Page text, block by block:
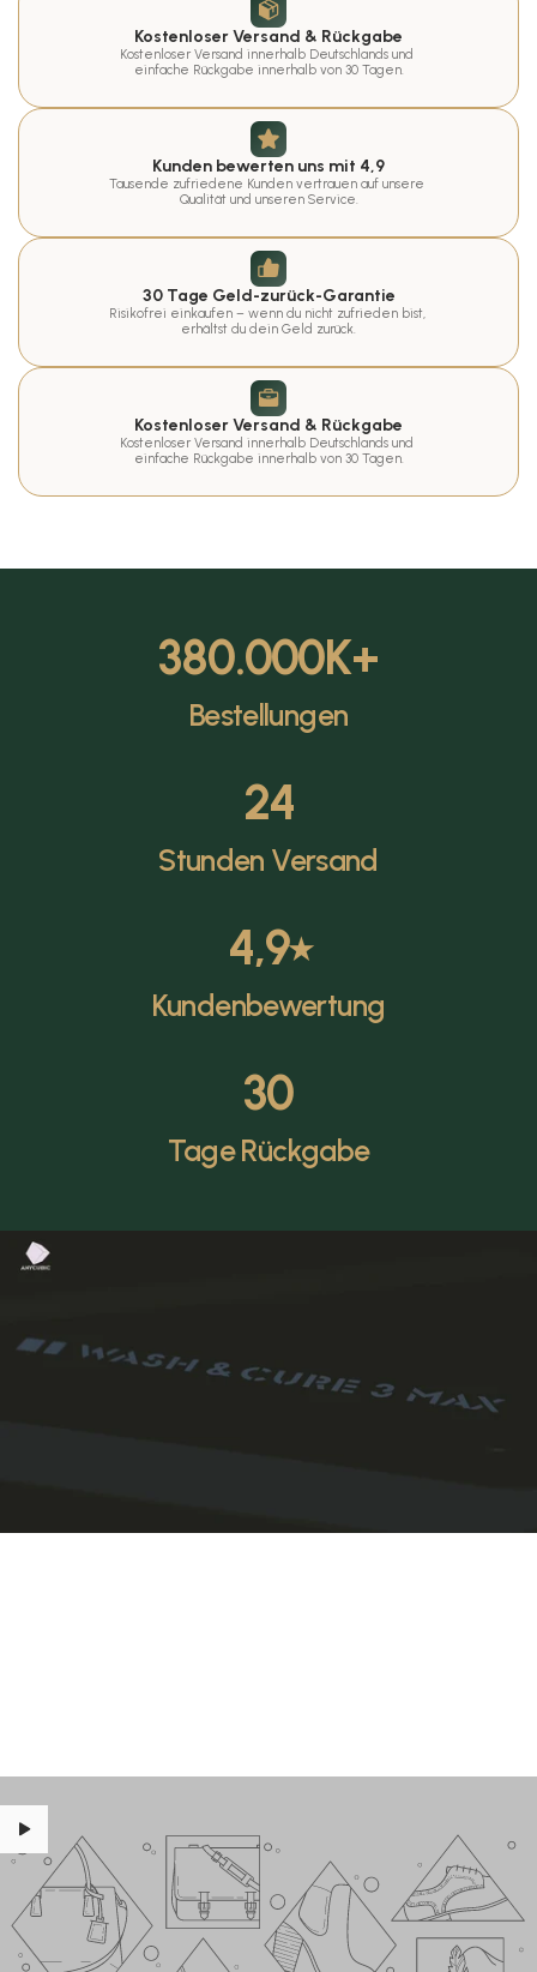
Kostenloser Versand & Rückgabe
Kostenloser Versand innerhalb Deutschlands und
einfache Rückgabe innerhalb von 30 Tagen.
Kunden bewerten uns mit 4,9
Tausende zufriedene Kunden vertrauen auf unsere
Qualität und unseren Service.
30 Tage Geld-zurück-Garantie
Risikofrei einkaufen – wenn du nicht zufrieden bist,
erhältst du dein Geld zurück.
Kostenloser Versand & Rückgabe
Kostenloser Versand innerhalb Deutschlands und
einfache Rückgabe innerhalb von 30 Tagen.
380.000K+
Bestellungen
24
Stunden Versand
4,9⭑
Kundenbewertung
30
Tage Rückgabe